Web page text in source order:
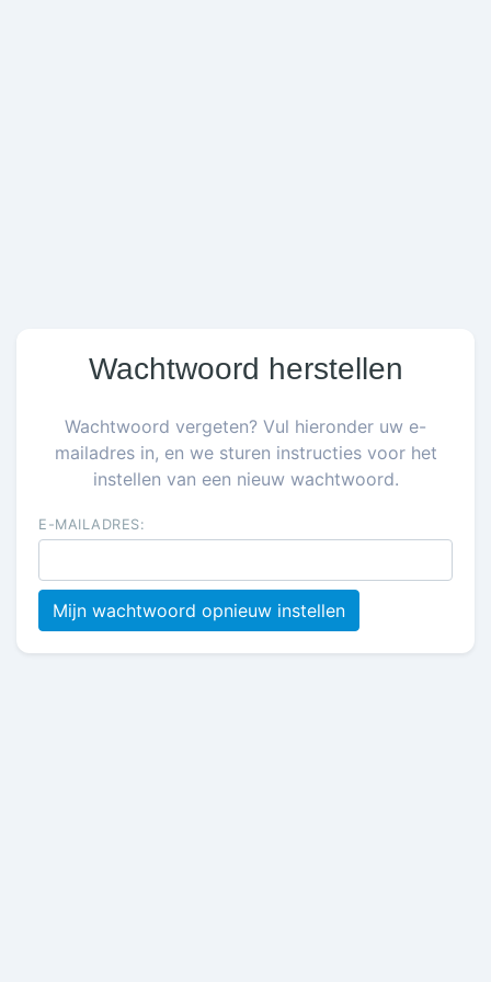
Wachtwoord herstellen
Wachtwoord vergeten? Vul hieronder uw e-
mailadres in, en we sturen instructies voor het
instellen van een nieuw wachtwoord.
E-MAILADRES:
Mijn wachtwoord opnieuw instellen